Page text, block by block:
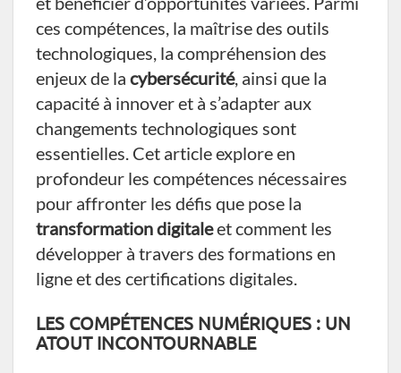
ces compétences, la maîtrise des outils
technologiques, la compréhension des
enjeux de la cybersécurité, ainsi que la
capacité à innover et à s’adapter aux
changements technologiques sont
essentielles. Cet article explore en
profondeur les compétences nécessaires
pour affronter les défis que pose la
transformation digitaleet comment les
développer à travers des formations en
ligne et des certifications digitales.
LES COMPÉTENCES NUMÉRIQUES : UN
ATOUT INCONTOURNABLE